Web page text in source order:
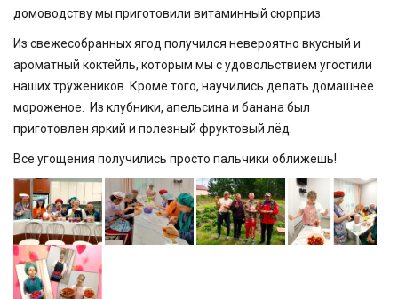
домоводству мы приготовили витаминный сюрприз.
Из свежесобранных ягод получился невероятно вкусный и
ароматный коктейль, которым мы с удовольствием угостили
наших тружеников. Кроме того, научились делать домашнее
мороженое. Из клубники, апельсина и банана был
приготовлен яркий и полезный фруктовый лёд.
Все угощения получились просто пальчики оближешь!